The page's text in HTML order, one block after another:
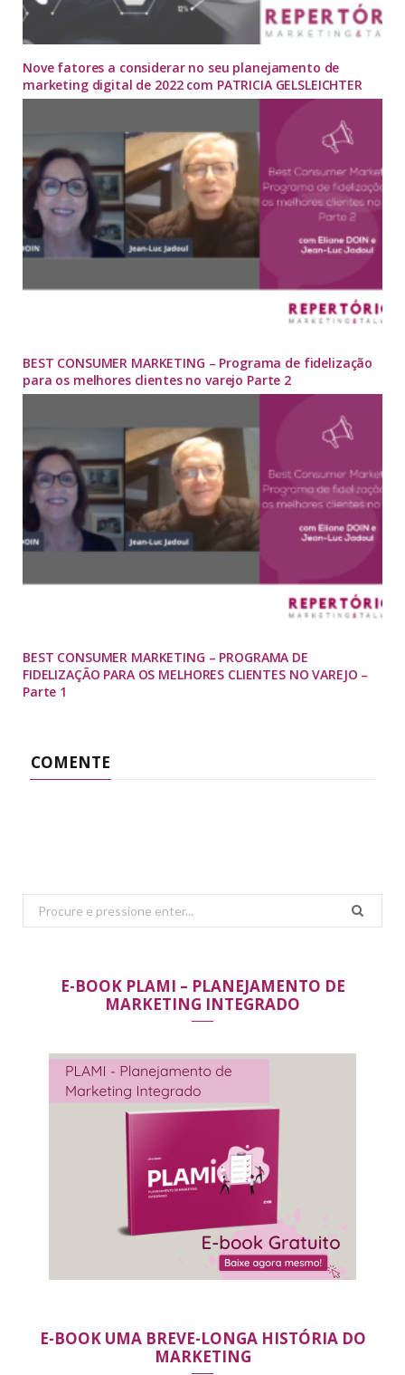
Nove fatores a considerar no seu planejamento de
marketing digital de 2022 com PATRICIA GELSLEICHTER
BEST CONSUMER MARKETING – Programa de fidelização
para os melhores clientes no varejo Parte 2
BEST CONSUMER MARKETING – PROGRAMA DE
FIDELIZAÇÃO PARA OS MELHORES CLIENTES NO VAREJO –
Parte 1
COMENTE
Search
for:
E-BOOK PLAMI – PLANEJAMENTO DE
MARKETING INTEGRADO
E-BOOK UMA BREVE-LONGA HISTÓRIA DO
MARKETING